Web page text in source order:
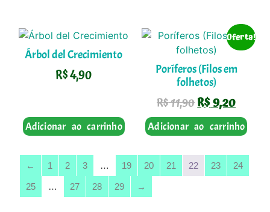
Árbol del Crecimiento
R$4,90
Adicionar ao carrinho
Oferta!
Poríferos (Filos em
folhetos)
R$11,90R$9,20
Adicionar ao carrinho
← 1 2 3 … 19 20 21 22 23 24
25 … 27 28 29 →